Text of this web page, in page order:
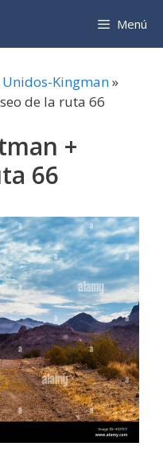
Menú
Unidos-Kingman»
de la ruta 66
+
66